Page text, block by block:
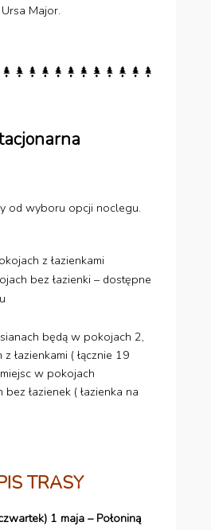
Major.
od wyboru opcji noclegu.
z łazienkami
bez łazienki – dostępne
będą w pokojach 2,
łazienkami ( łącznie 19
w pokojach
łazienek ( łazienka na
TRASY
1 maja – Połoniną